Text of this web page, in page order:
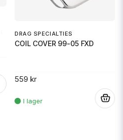
DRAG SPECIALTIES
COIL COVER 99-05 FXD
559 kr